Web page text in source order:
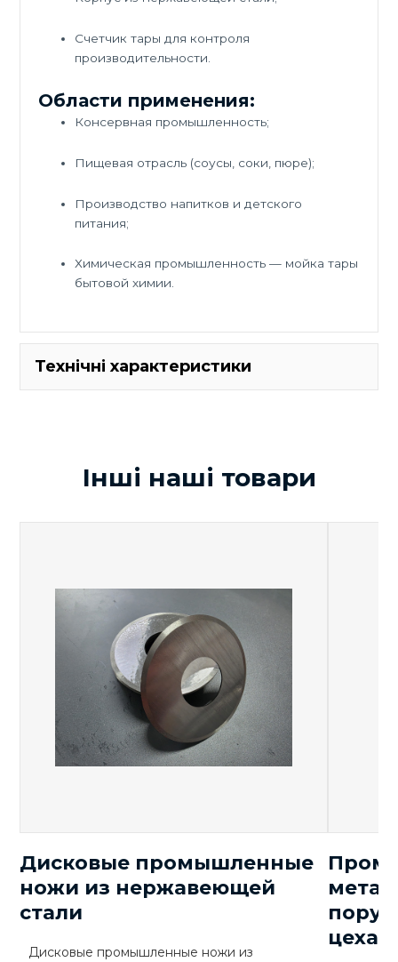
Счетчик тары для контроля
производительности.
Области применения:
Консервная промышленность;
Пищевая отрасль (соусы, соки, пюре);
Производство напитков и детского
питания;
Химическая промышленность — мойка тары
бытовой химии.
Технічні характеристики
высота
мм
Інші наші товари
Дисковые промышленные
ножи из нержавеющей
стали
Дисковые промышленные ножи из
цеха